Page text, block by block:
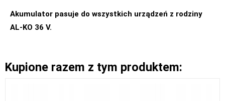
Akumulator pasuje do wszystkich urządzeń z rodziny
AL-KO 36 V.
Kupione razem z tym produktem: